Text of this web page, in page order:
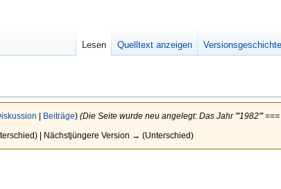
Beiträge) (Die Seite wurde neu angelegt: Das Jahr '''1982'''
| Nächstjüngere Version → (Unterschied)
Lesen Quelltext anzeigen Versionsgeschichte